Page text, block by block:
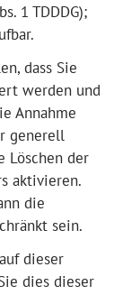
1 TDDDG);
dass Sie
werden und
Annahme
generell
Löschen der
aktivieren.
die
sein.
dieser
dies dieser